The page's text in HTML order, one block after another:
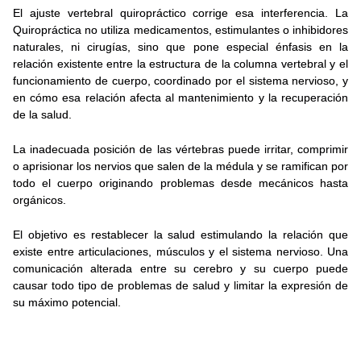
El ajuste vertebral quiropráctico corrige esa interferencia. La
Quiropráctica no utiliza medicamentos, estimulantes o inhibidores
naturales, ni cirugías, sino que pone especial énfasis en la
relación existente entre la estructura de la columna vertebral y el
funcionamiento de cuerpo, coordinado por el sistema nervioso, y
en cómo esa relación afecta al mantenimiento y la recuperación
de la salud.
La inadecuada posición de las vértebras puede irritar, comprimir
o aprisionar los nervios que salen de la médula y se ramifican por
todo el cuerpo originando problemas desde mecánicos hasta
orgánicos.
El objetivo es restablecer la salud estimulando la relación que
existe entre articulaciones, músculos y el sistema nervioso. Una
comunicación alterada entre su cerebro y su cuerpo puede
causar todo tipo de problemas de salud y limitar la expresión de
su máximo potencial.